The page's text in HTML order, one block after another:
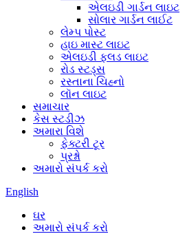
એલઇડી ગાર્ડન લાઇટ
સોલાર ગાર્ડન લાઈટ
લેમ્પ પોસ્ટ
હાઇ માસ્ટ લાઇટ
એલઇડી ફ્લડ લાઇટ
રોડ સ્ટડ્સ
રસ્તાના ચિહ્નો
લૉન લાઇટ
સમાચાર
કેસ સ્ટડીઝ
અમારા વિશે
ફેક્ટરી ટૂર
પ્રશ્નો
અમારો સંપર્ક કરો
English
ઘર
અમારો સંપર્ક કરો